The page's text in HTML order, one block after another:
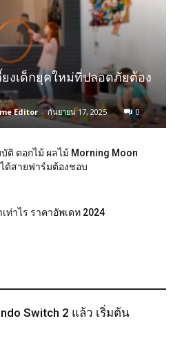
งเด็กยุคใหม่ที่ปลอดภัยต้อง
Editor - กันยายน 17, 2025 0
ติ ดอกไม้ ผลไม้ Morning Moon
ด้สายฟาร์มต้องชอบ
ท่าไร ราคาอัพเดท 2024
Switch 2 แล้ว เริ่มต้น